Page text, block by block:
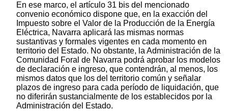
En ese marco, el artículo 31 bis del mencionado
convenio económico dispone que, en la exacción del
Impuesto sobre el Valor de la Producción de la Energía
Eléctrica, Navarra aplicará las mismas normas
sustantivas y formales vigentes en cada momento en
territorio del Estado. No obstante, la Administración de la
Comunidad Foral de Navarra podrá aprobar los modelos
de declaración e ingreso, que contendrán, al menos, los
mismos datos que los del territorio común y señalar
plazos de ingreso para cada período de liquidación, que
no diferirán sustancialmente de los establecidos por la
Administración del Estado.